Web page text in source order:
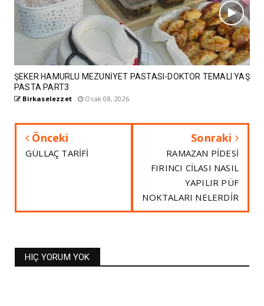
ŞEKER HAMURLU MEZUNİYET PASTASI-DOKTOR TEMALI YAŞ
PASTA PART3
Birkaselezzet Ocak 08, 2026
Önceki
GÜLLAÇ TARİFİ
Sonraki
RAMAZAN PİDESİ
FIRINCI CİLASI NASIL
YAPILIR PÜF
NOKTALARI NELERDİR
HIÇ YORUM YOK